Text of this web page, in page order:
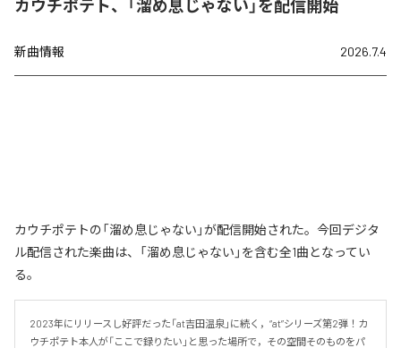
カウチポテト、「溜め息じゃない」を配信開始
新曲情報 2026.7.4
カウチポテトの「溜め息じゃない」が配信開始された。今回デジタ
ル配信された楽曲は、「溜め息じゃない」を含む全1曲となってい
る。
2023年にリリースし好評だった「at吉田温泉」に続く，“at”シリーズ第2弾！カ
ウチポテト本人が「ここで録りたい」と思った場所で，その空間そのものをパ